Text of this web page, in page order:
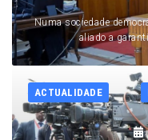
Numa sociedade
aliado a
ACTUALIDADE